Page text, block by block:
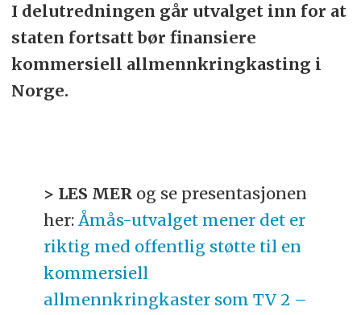
I delutredningen går utvalget inn for at
staten fortsatt bør finansiere
kommersiell allmennkringkasting i
Norge.
> LES MERog se presentasjonen
her: Åmås-utvalget mener det er
riktig med offentlig støtte til en
kommersiell
allmennkringkaster som TV 2 –